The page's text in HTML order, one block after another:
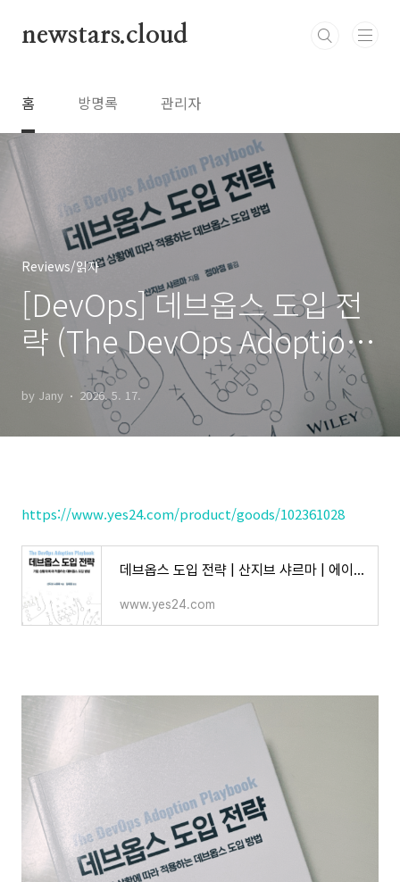
newstars.cloud
홈 방명록 관리자
Reviews/읽자
[DevOps] 데브옵스 도입 전
략 (The DevOps Adoption
Playbook)
by Jany 2026. 5. 17.
https://www.yes24.com/product/goods/102361028
데브옵스 도입 전략 | 산지브 샤르마 | 에이콘출판사 - 예스24
www.yes24.com